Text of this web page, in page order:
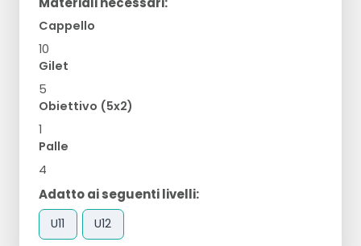
Cappello
10
Gilet
5
Obiettivo (5x2)
1
Palle
4
Adatto ai seguenti livelli:
U11 U12